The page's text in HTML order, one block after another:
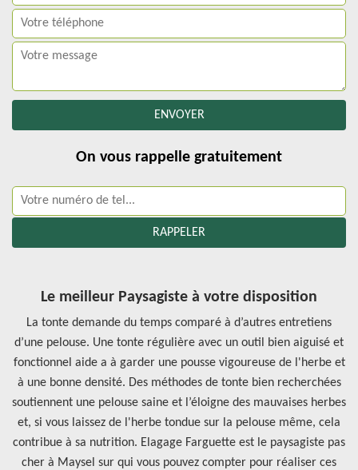
On vous rappelle gratuitement
Le meilleur Paysagiste à votre disposition
La tonte demande du temps comparé à d’autres entretiens
d’une pelouse. Une tonte régulière avec un outil bien aiguisé et
fonctionnel aide a à garder une pousse vigoureuse de l'herbe et
à une bonne densité. Des méthodes de tonte bien recherchées
soutiennent une pelouse saine et l’éloigne des mauvaises herbes
et, si vous laissez de l'herbe tondue sur la pelouse même, cela
contribue à sa nutrition. Elagage Farguette est le paysagiste pas
cher à Maysel sur qui vous pouvez compter pour réaliser ces